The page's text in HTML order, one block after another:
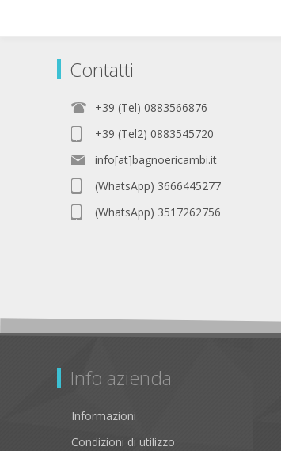
Contatti
+39 (Tel) 0883566876
+39 (Tel2) 0883545720
info[at]bagnoericambi.it
(WhatsApp) 3666445277
(WhatsApp) 3517262756
Info azienda
Informazioni
Condizioni di utilizzo